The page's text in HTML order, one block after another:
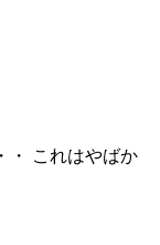
・ これはやばか